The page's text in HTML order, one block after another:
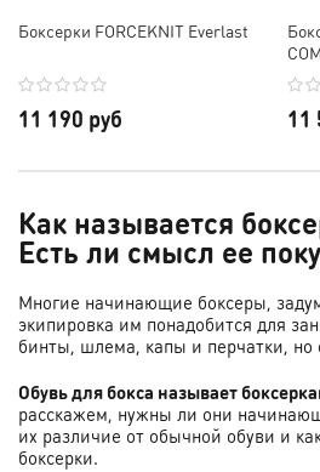
Боксерки FORCEKNIT Everlast
11 190 руб 11
Как называется
Есть ли смысл ее
Многие начинающие боксеры,
экипировка им понадобится для
бинты, шлема, капы и перчатки, но
Обувь для бокса называет
расскажем, нужны ли они
их различие от обычной обуви и
боксерки.